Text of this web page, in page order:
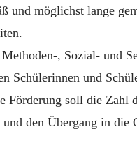
und möglichst lange
, Sozial- und
Schülerinnen und
Förderung soll die Zahl
den Übergang in die